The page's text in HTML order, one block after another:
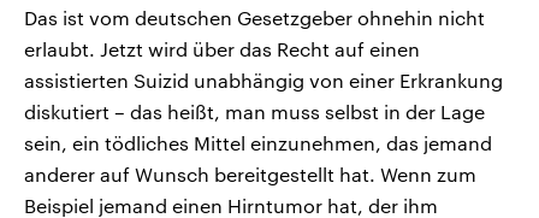
Das ist vom deutschen Gesetzgeber ohnehin nicht
erlaubt. Jetzt wird über das Recht auf einen
assistierten Suizid unabhängig von einer Erkrankung
diskutiert – das heißt, man muss selbst in der Lage
sein, ein tödliches Mittel einzunehmen, das jemand
anderer auf Wunsch bereitgestellt hat. Wenn zum
Beispiel jemand einen Hirntumor hat, der ihm